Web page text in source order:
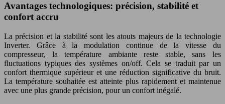
Avantages technologiques: précision, stabilité et
confort accru
La précision et la stabilité sont les atouts majeurs de la technologie
Inverter. Grâce à la modulation continue de la vitesse du
compresseur, la température ambiante reste stable, sans les
fluctuations typiques des systèmes on/off. Cela se traduit par un
confort thermique supérieur et une réduction significative du bruit.
La température souhaitée est atteinte plus rapidement et maintenue
avec une plus grande précision, pour un confort inégalé.